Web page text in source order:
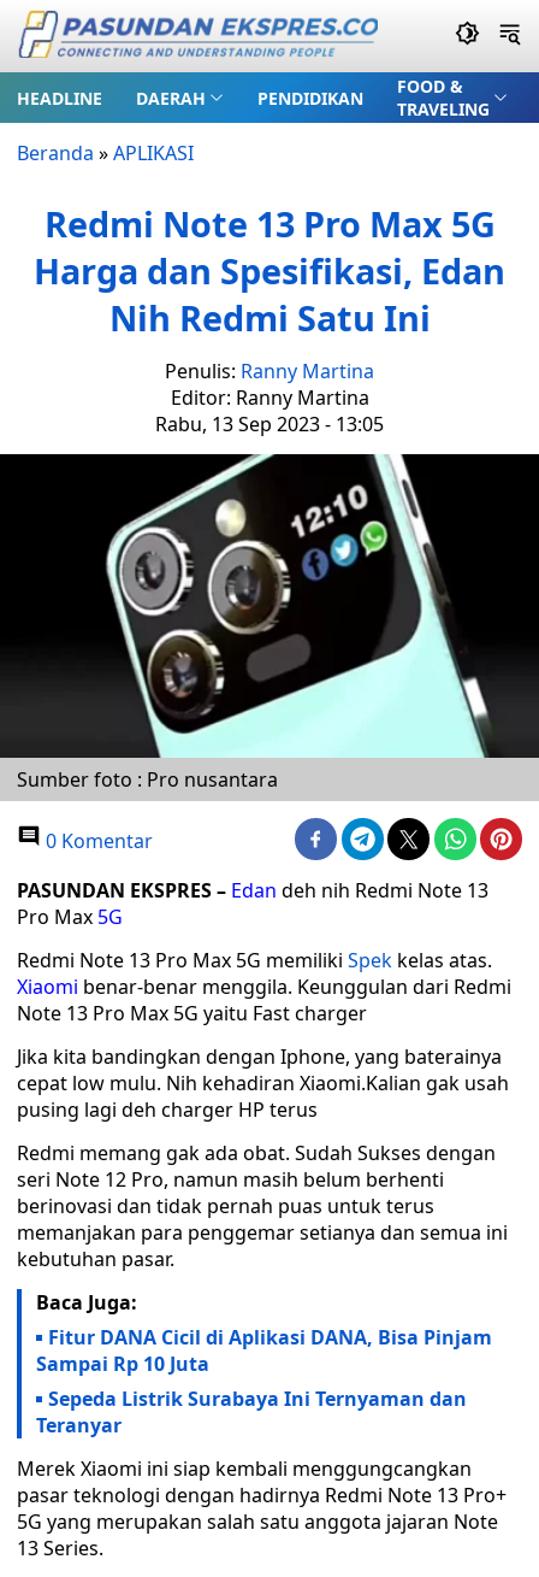
HEADLINE DAERAH PENDIDIKAN
FOOD &
TRAVELING
Beranda »APLIKASI
Redmi Note 13 Pro Max 5G
Harga dan Spesifikasi, Edan
Nih Redmi Satu Ini
Penulis: Ranny Martina
Editor: Ranny Martina
Rabu, 13 Sep 2023 - 13:05
Sumber foto : Pro nusantara
0 Komentar
PASUNDAN EKSPRES– Edan deh nih Redmi Note 13
Pro Max 5G
Redmi Note 13 Pro Max 5G memiliki Spek kelas atas.
Xiaomi benar-benar menggila. Keunggulan dari Redmi
Note 13 Pro Max 5G yaitu Fast charger
Jika kita bandingkan dengan Iphone, yang baterainya
cepat low mulu. Nih kehadiran Xiaomi.Kalian gak usah
pusing lagi deh charger HP terus
Redmi memang gak ada obat. Sudah Sukses dengan
seri Note 12 Pro, namun masih belum berhenti
berinovasi dan tidak pernah puas untuk terus
memanjakan para penggemar setianya dan semua ini
kebutuhan pasar.
Baca Juga:
Fitur DANA Cicil di Aplikasi DANA, Bisa Pinjam
Sampai Rp 10 Juta
Sepeda Listrik Surabaya Ini Ternyaman dan
Teranyar
Merek Xiaomi ini siap kembali menggungcangkan
pasar teknologi dengan hadirnya Redmi Note 13 Pro+
5G yang merupakan salah satu anggota jajaran Note
13 Series.